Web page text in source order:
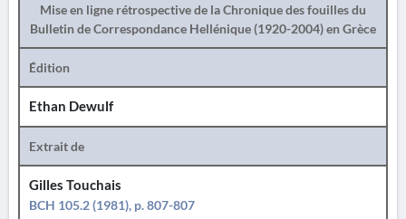
Mise en ligne rétrospective de la Chronique des fouilles du
Bulletin de Correspondance Hellénique (1920-2004) en Grèce
Édition
Ethan Dewulf
Extrait de
Gilles Touchais
BCH 105.2 (1981), p. 807-807